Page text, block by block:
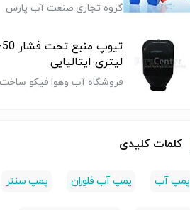
منبع 100لیتری
منبع 40لیتری
گروه تجاری صنعت آب پارس
لیتری ایتالیایی
فروشگاه آب
کلمات کلیدی
پمپ آب پمپ آب فلوران پمپ سنتر